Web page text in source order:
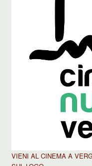
VIENI AL CINEMA A